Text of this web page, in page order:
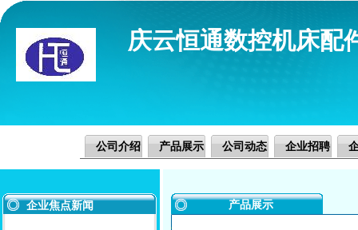
庆云恒通数控机床配
公司介绍 产品展示 公司动态 企业招聘
企业焦点新闻 产品展示